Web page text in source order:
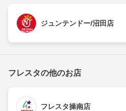
ジュンテンドー/沼田店
フレスタの他のお店
フレスタ操南店